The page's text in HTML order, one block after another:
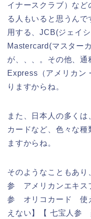
イナースクラブ）な
る人もいると思うんで
用する、JCB(ジェイ
Mastercard(マスター
が、、、。その他、
Express（アメリカン
りますからね。
また、日本人の多く
カードなど、色々な
ますからね。
そのようなこともあり
参 アメリカンエキス
参 オリコカード 使
えない】【 七宝人参